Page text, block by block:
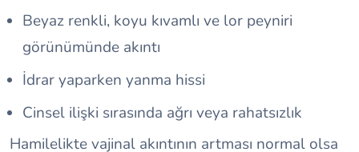
Beyaz renkli, koyu kıvamlı ve lor peyniri
görünümünde akıntı
İdrar yaparken yanma hissi
Cinsel ilişki sırasında ağrı veya rahatsızlık
Hamilelikte vajinal akıntının artması normal olsa
Çin Takvimi Bebek İsim Bulucu